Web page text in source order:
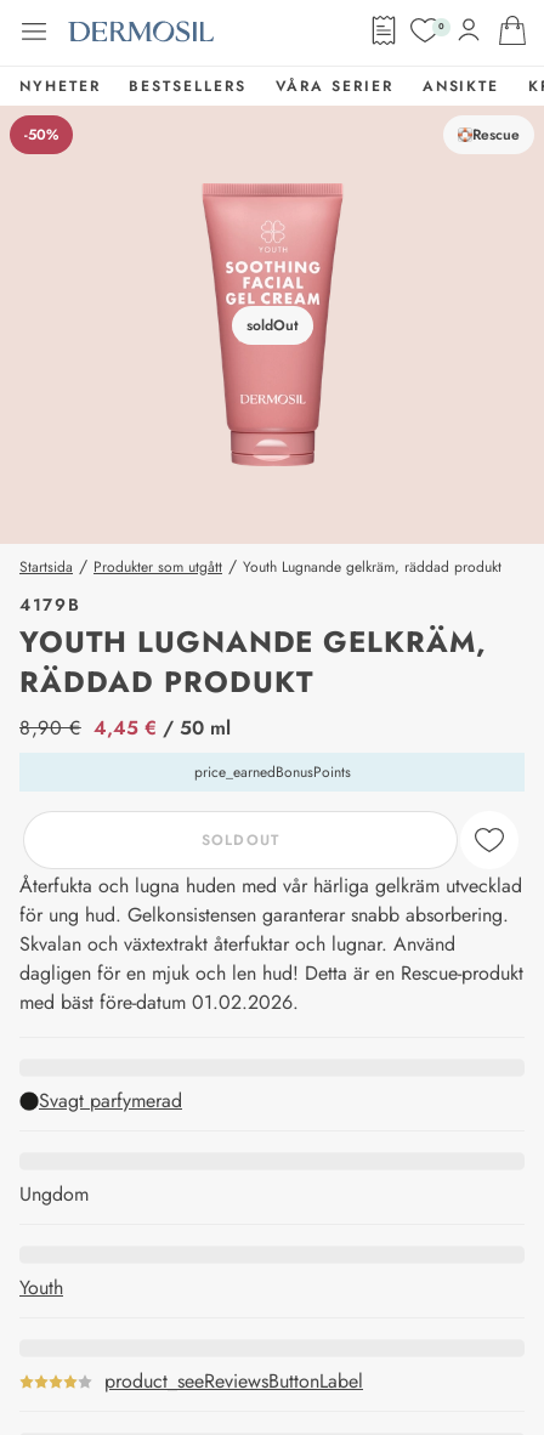
0
NYHETER BESTSELLERS VÅRA SERIER ANSIKTE
soldOut
-50% Rescue
Startsida / Produkter som utgått / Youth Lugnande gelkräm, räddad produkt
4179B
YOUTH LUGNANDE GELKRÄM,
RÄDDAD PRODUKT
price_label
8,90 € 4,45 € / 50 ml
price_earnedBonusPoints
SOLDOUT
Återfukta och lugna huden med vår härliga gelkräm utvecklad
för ung hud. Gelkonsistensen garanterar snabb absorbering.
Skvalan och växtextrakt återfuktar och lugnar. Använd
dagligen för en mjuk och len hud! Detta är en Rescue-produkt
med bäst före-datum 01.02.2026.
Svagt parfymerad
Ungdom
Youth
product_seeReviewsButtonLabel